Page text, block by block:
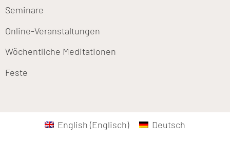
Seminare
Online-Veranstaltungen
Wöchentliche Meditationen
Feste
English (Englisch) Deutsch